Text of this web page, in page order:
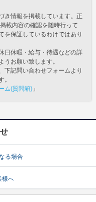
き情報を掲載しています。正
載内容の確認を随時行って
を保証しているわけではあり
日休暇・給与・待遇などの詳
お願い致します。
下記問い合わせフォームより
。
ム(質問箱) 」
る場合
様へ